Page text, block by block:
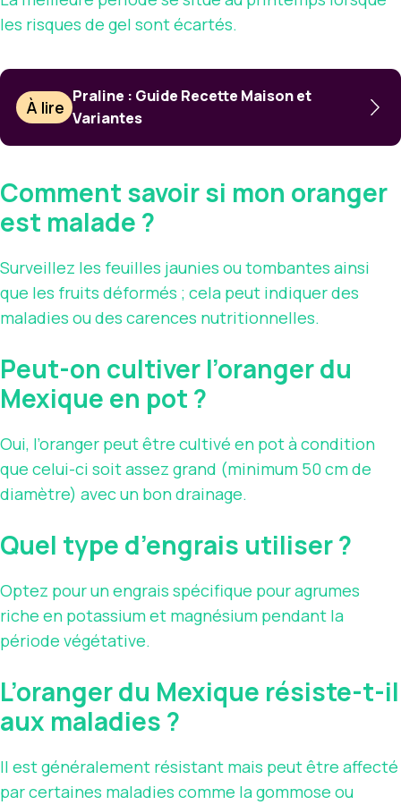
les risques de gel sont écartés.
À lire
Praline : Guide Recette Maison et
Variantes
Comment savoir si mon oranger
est malade ?
Surveillez les feuilles jaunies ou tombantes ainsi
que les fruits déformés ; cela peut indiquer des
maladies ou des carences nutritionnelles.
Peut-on cultiver l’oranger du
Mexique en pot ?
Oui, l’oranger peut être cultivé en pot à condition
que celui-ci soit assez grand (minimum 50 cm de
diamètre) avec un bon drainage.
Quel type d’engrais utiliser ?
Optez pour un engrais spécifique pour agrumes
riche en potassium et magnésium pendant la
période végétative.
L’oranger du Mexique résiste-t-il
aux maladies ?
Il est généralement résistant mais peut être affecté
par certaines maladies comme la gommose ou